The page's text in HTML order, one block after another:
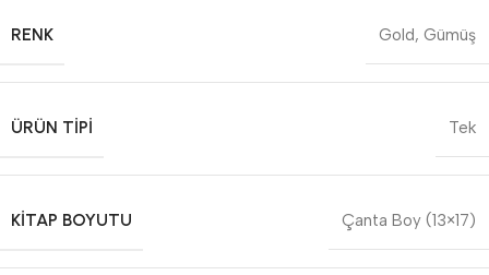
RENK Gold, Gümüş
ÜRÜN TIPI Tek
KITAP BOYUTU Çanta Boy (13×17)